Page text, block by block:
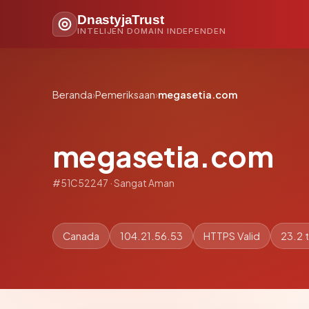
DnastyjaTrust
INTELIJEN DOMAIN INDEPENDEN
Beranda›Pemeriksaan›megasetia.com
megasetia.com
#51C52247 · Sangat Aman
Canada 104.21.56.53 HTTPS Valid 23.2